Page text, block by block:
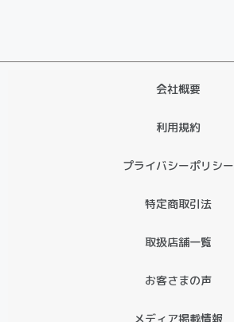
会社概要
利用規約
プライバシーポリシー
特定商取引法
取扱店舗一覧
お客さまの声
メディア掲載情報